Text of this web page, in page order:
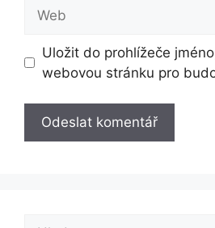
Uložit do prohlížeče
webovou stránku pro
Hledat: